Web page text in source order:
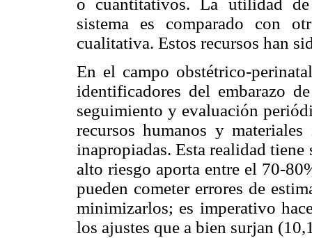
o cuantitativos. La utilidad de
sistema es comparado con
cualitativa. Estos recursos han
En el campo obstétrico-
identificadores del embarazo
seguimiento y evaluación
recursos humanos y
inapropiadas. Esta realidad tiene
alto riesgo aporta entre el 70-
pueden cometer errores de
minimizarlos; es imperativo
los ajustes que a bien surjan